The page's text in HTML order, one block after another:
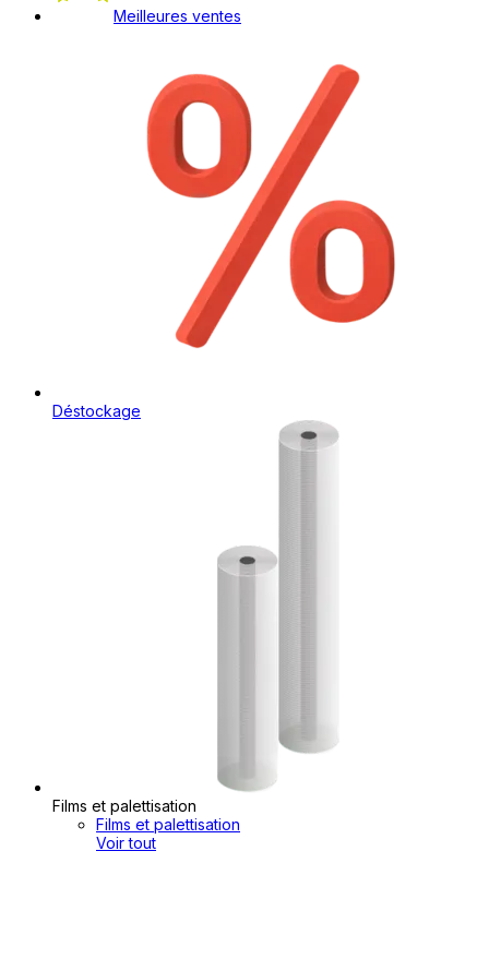
Meilleures ventes
Déstockage
Films et palettisation
Films et palettisation
Voir tout